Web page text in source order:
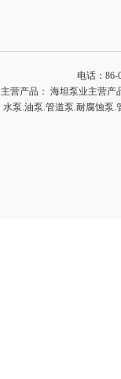
电话：86-
主营产品： 海坦泵业主营产
水泵.油泵.管道泵.耐腐蚀泵.